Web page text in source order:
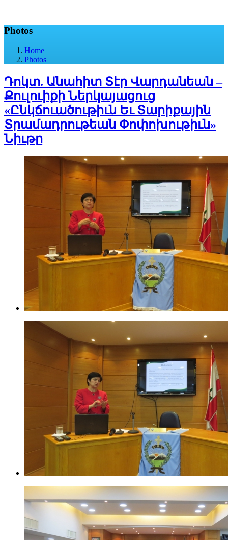
Photos
Home
Photos
Դոկտ. Անահիտ Տէր Վարդանեան –
Քուլուիքի Ներկայացուց
«Ընկճուածութիւն Եւ Տարիքային
Տրամադրութեան Փոփոխութիւն»
Նիւթը